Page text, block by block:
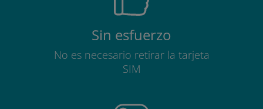
Sin esfuerzo
No es necesario retirar la tarjeta
SIM